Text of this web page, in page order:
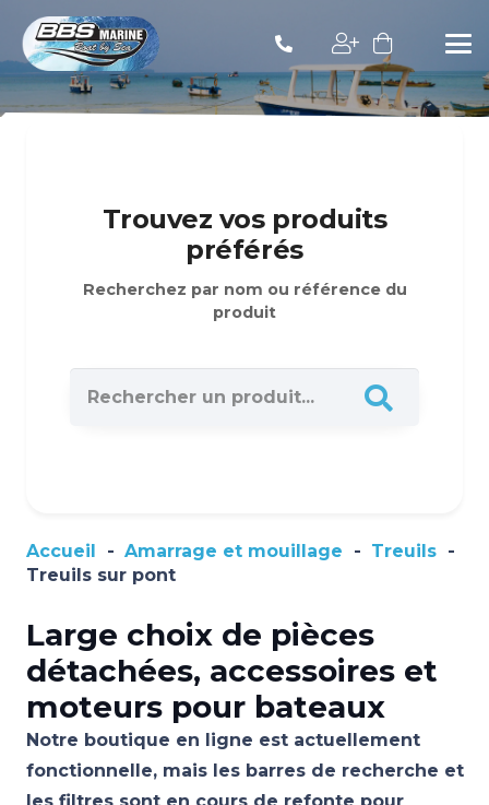
Trouvez vos produits
préférés
Recherchez par nom ou référence du
produit
Accueil - Amarrage et mouillage - Treuils -
Treuils sur pont
Large choix de pièces
détachées, accessoires et
moteurs pour bateaux
Notre boutique en ligne est actuellement
fonctionnelle, mais les barres de recherche et